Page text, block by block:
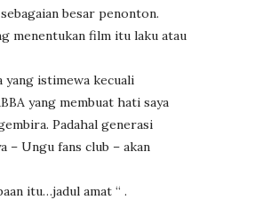
besar penonton.
menentukan film itu laku atau
yang istimewa kecuali
yang membuat hati saya
Padahal generasi
– Ungu fans club – akan
itu…jadul amat “ .